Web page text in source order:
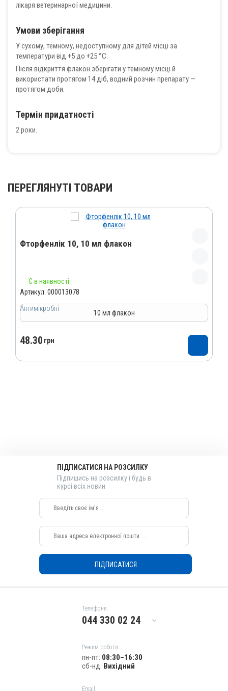
лікаря ветеринарної медицини.
Умови зберігання
У сухому, темному, недоступному для дітей місці за
температури від +5 до +25 °С.
Після відкриття флакон зберігати у темному місці й
використати протягом 14 діб, водний розчин препарату —
протягом доби.
Термін придатності
2 роки.
ПЕРЕГЛЯНУТІ ТОВАРИ
Антимікробні
Фторфенлік 10, 10 мл флакон
Назва препарату
Фторфенлік 10
Артикул
4820012502615
Свині, Індики, Кури
Застосування
Перорально з водою
Призначення
Для органів дихання, Для лікування ШКТ
Показання
Бронхіт; Гемофільозний полісерозит; Диплококи; Ентерит;
Колібактеріоз; Мікотоксикоз; Пастерельоз; Пневмонія; Риніт;
Сепсис; Стафілококоз; Трахеїт; Хвороба Глессера
Є в наявності
Артикул: 000013078
10 мл флакон
48.30 грн
ПІДПИСАТИСЯ НА РОЗСИЛКУ
Підпишись на розсилку і будь в
курсі всіх новин
ПІДПИСАТИСЯ
Телефони:
044 330 02 24
Режим роботи:
пн-пт: 08:30–16:30
сб-нд: Вихідний
Email: